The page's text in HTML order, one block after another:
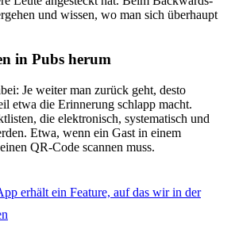
und wissen, wo man sich überhaupt
in Pubs herum
Je weiter man zurück geht, desto
etwa die Erinnerung schlapp macht.
die elektronisch, systematisch und
Etwa, wenn ein Gast in einem
QR-Code scannen muss.
erhält ein Feature, auf das wir in der